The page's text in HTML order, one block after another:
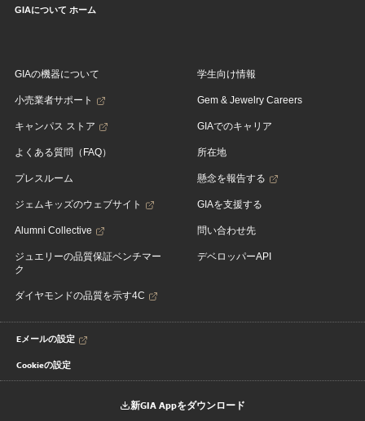
GIAについて ホーム
GIAの機器について
小売業者サポート
キャンパス ストア
よくある質問（FAQ）
プレスルーム
ジェムキッズのウェブサイト
Alumni Collective
ジュエリーの品質保証ベンチマー
ク
ダイヤモンドの品質を示す4C
学生向け情報
Gem & Jewelry Careers
GIAでのキャリア
所在地
懸念を報告する
GIAを支援する
問い合わせ先
デベロッパーAPI
Eメールの設定
Cookieの設定
新GIA Appをダウンロード